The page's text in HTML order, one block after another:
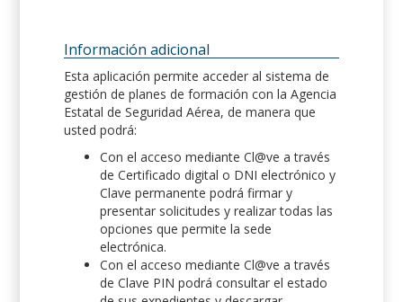
Información adicional
Esta aplicación permite acceder al sistema de
gestión de planes de formación con la Agencia
Estatal de Seguridad Aérea, de manera que
usted podrá:
Con el acceso mediante Cl@ve a través
de Certificado digital o DNI electrónico y
Clave permanente podrá firmar y
presentar solicitudes y realizar todas las
opciones que permite la sede
electrónica.
Con el acceso mediante Cl@ve a través
de Clave PIN podrá consultar el estado